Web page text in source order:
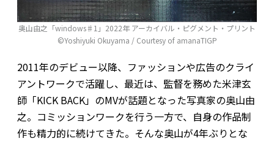
奥山由之「windows♯1」2022年 アーカイバル・ピグメント・プリント
©Yoshiyuki Okuyama / Courtesy of amanaTIGP
2011年のデビュー以降、ファッションや広告のクライ
アントワークで活躍し、最近は、監督を務めた米津玄
師「KICK BACK」のMVが話題となった写真家の奥山由
之。コミッションワークを行う一方で、自身の作品制
作も精力的に続けてきた。そんな奥山が4年ぶりとな